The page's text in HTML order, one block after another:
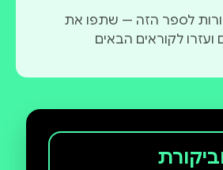
לספר הזה — שתפו את
לקוראים הבאים